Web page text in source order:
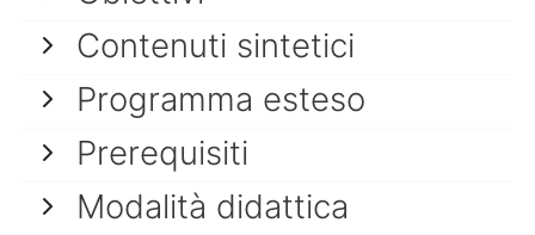
Contenuti sintetici
Programma esteso
Prerequisiti
Modalità didattica